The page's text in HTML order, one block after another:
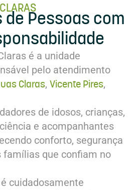
de Pessoas com
é a unidade
pelo atendimento
Claras, Vicente Pires,
de idosos, crianças,
e acompanhantes
conforto, segurança
famílias que confiam no
cuidadosamente